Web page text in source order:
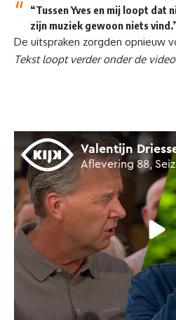
“Tussen Yves en mij loopt dat
zijn muziek gewoon niets
De uitspraken zorgden opnieuw
Tekst loopt verder onder de video